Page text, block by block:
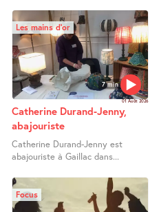
7 min
Les mains d’or
01 Août 2026
Catherine Durand-Jenny,
abajouriste
Catherine Durand-Jenny est
abajouriste à Gaillac dans...
Focus